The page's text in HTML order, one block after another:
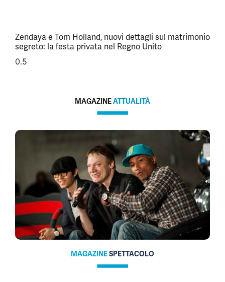
Zendaya e Tom Holland, nuovi dettagli sul matrimonio
segreto: la festa privata nel Regno Unito
MAGAZINEATTUALITÀ
MAGAZINESPETTACOLO